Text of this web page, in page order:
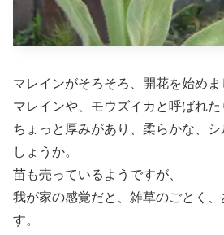
マレインがそろそろ、開花を始めま
マレインや、モウズイカと呼ばれた
ちょっと厚みがあり、柔らかな、
しょうか。
苗も売っているようですが、
我が家の感覚だと、雑草のごとく、
す。